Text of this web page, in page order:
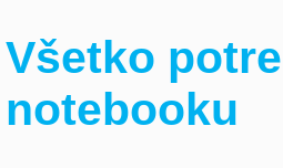
Všetko
notebooku